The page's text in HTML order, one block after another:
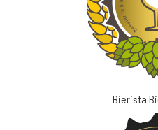
Bierista